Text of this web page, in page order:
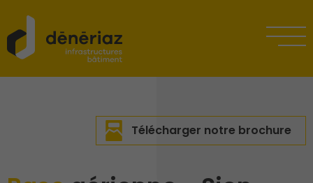
Télécharger notre brochure